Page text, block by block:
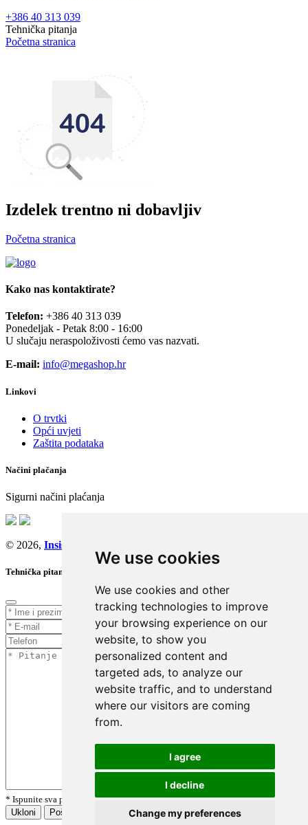
We use cookies
We use cookies and other
tracking technologies to improve
your browsing experience on our
website, to show you
personalized content and
targeted ads, to analyze our
website traffic, and to understand
where our visitors are coming
from.
I agree
I decline
Change my preferences
+386 40 313 039
Tehnička pitanja
Početna stranica
Izdelek trentno ni dobavljiv
Početna stranica
Kako nas kontaktirate?
Telefon: +386 40 313 039
Ponedeljak - Petak 8:00 - 16:00
U slučaju neraspoloživosti ćemo vas nazvati.
E-mail: info@megashop.hr
Linkovi
O trvtki
Opći uvjeti
Zaštita podataka
Načini plačanja
Sigurni načini plaćanja
© 2026, Insist d.o.o.
Tehnička pitanja
* Ispunite sva polja označena zvjezdicom.
Ukloni
Pošalji